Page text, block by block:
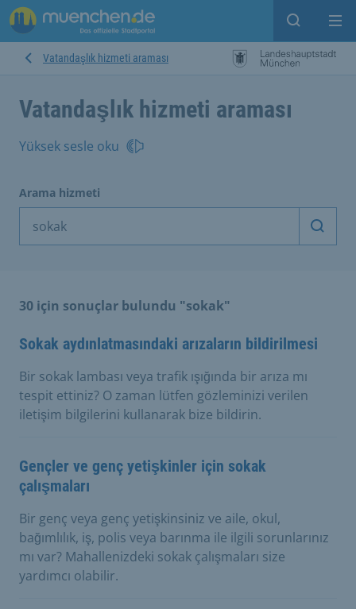
Open
Vatandaşlık hizmeti araması
Vatandaşlık hizmeti araması
Yüksek sesle oku
Arama hizmeti
30 için sonuçlar bulundu "sokak"
Sokak aydınlatmasındaki arızaların bildirilmesi
Bir sokak lambası veya trafik ışığında bir arıza mı
tespit ettiniz? O zaman lütfen gözleminizi verilen
iletişim bilgilerini kullanarak bize bildirin.
Gençler ve genç yetişkinler için sokak
çalışmaları
Bir genç veya genç yetişkinsiniz ve aile, okul,
bağımlılık, iş, polis veya barınma ile ilgili sorunlarınız
mı var? Mahallenizdeki sokak çalışmaları size
yardımcı olabilir.